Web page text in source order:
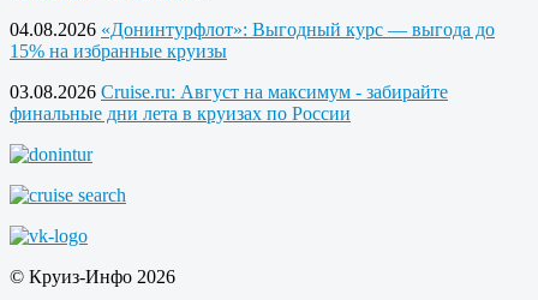
04.08.2026 «Донинтурфлот»: Выгодный курс — выгода до
15% на избранные круизы
03.08.2026 Cruise.ru: Август на максимум - забирайте
финальные дни лета в круизах по России
© Круиз-Инфо 2026